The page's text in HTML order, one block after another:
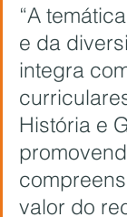
“A
e da
integra
História e
valor do